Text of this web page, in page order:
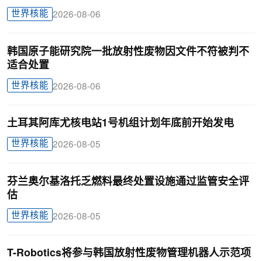
世界核能 2026-08-06
韩国原子能研究院一批放射性废物因文件不符被判不
适合处置
世界核能 2026-08-06
土耳其阿库尤核电站1号机组计划年底前开始发电
世界核能 2026-08-05
芬兰奥尔基洛托乏燃料最终处置设施通过监管安全评
估
世界核能 2026-08-05
T-Robotics将参与韩国放射性废物管理机器人示范项